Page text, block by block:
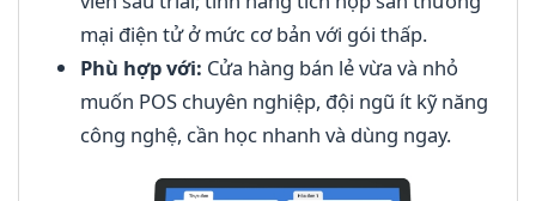
mại điện tử ở mức cơ bản với gói thấp.
Phù hợp với: Cửa hàng bán lẻ vừa và nhỏ
muốn POS chuyên nghiệp, đội ngũ ít kỹ năng
công nghệ, cần học nhanh và dùng ngay.